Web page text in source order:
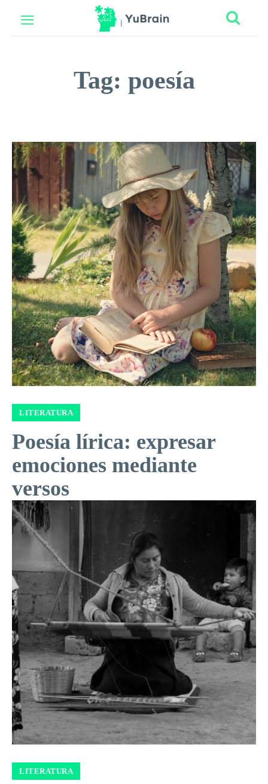
Tag: poesía
LITERATURA
Poesía lírica: expresar
emociones mediante
versos
LITERATURA